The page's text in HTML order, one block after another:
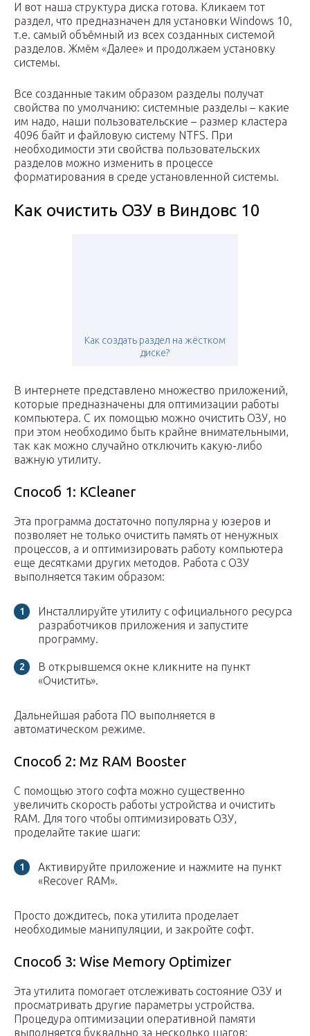
И вот наша структура диска готова. Кликаем тот
раздел, что предназначен для установки Windows 10,
т.е. самый объёмный из всех созданных системой
разделов. Жмём «Далее» и продолжаем установку
системы.
Все созданные таким образом разделы получат
свойства по умолчанию: системные разделы – какие
им надо, наши пользовательские – размер кластера
4096 байт и файловую систему NTFS. При
необходимости эти свойства пользовательских
разделов можно изменить в процессе
форматирования в среде установленной системы.
Как очистить ОЗУ в Виндовс 10
Как создать раздел на жёстком
диске?
В интернете представлено множество приложений,
которые предназначены для оптимизации работы
компьютера. С их помощью можно очистить ОЗУ, но
при этом необходимо быть крайне внимательными,
так как можно случайно отключить какую-либо
важную утилиту.
Способ 1: KCleaner
Эта программа достаточно популярна у юзеров и
позволяет не только очистить память от ненужных
процессов, а и оптимизировать работу компьютера
еще десятками других методов. Работа с ОЗУ
выполняется таким образом:
Инсталлируйте утилиту с официального ресурса
разработчиков приложения и запустите
программу.
В открывшемся окне кликните на пункт
«Очистить».
Дальнейшая работа ПО выполняется в
автоматическом режиме.
Способ 2: Mz RAM Booster
С помощью этого софта можно существенно
увеличить скорость работы устройства и очистить
RAM. Для того чтобы оптимизировать ОЗУ,
проделайте такие шаги:
Активируйте приложение и нажмите на пункт
«Recover RAM».
Просто дождитесь, пока утилита проделает
необходимые манипуляции, и закройте софт.
Способ 3: Wise Memory Optimizer
Эта утилита помогает отслеживать состояние ОЗУ и
просматривать другие параметры устройства.
Процедура оптимизации оперативной памяти
выполняется буквально за несколько шагов: